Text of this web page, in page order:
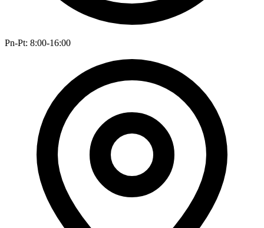
Pn-Pt: 8:00-16:00